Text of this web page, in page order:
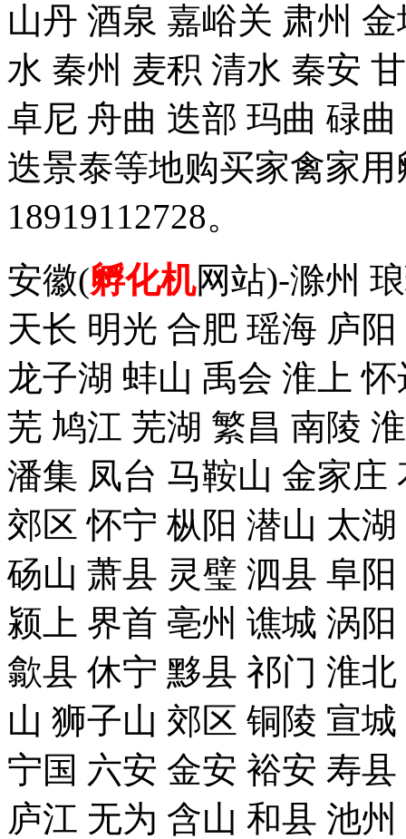
山丹 酒泉 嘉峪关 肃州
水 秦州 麦积 清水 秦安
卓尼 舟曲 迭部 玛曲 碌
迭景泰等地购买家禽家
18919112728。
安徽(孵化机网站)-滁州
天长 明光 合肥 瑶海 庐
龙子湖 蚌山 禹会 淮上
芜 鸠江 芜湖 繁昌 南陵
潘集 凤台 马鞍山 金家庄
郊区 怀宁 枞阳 潜山 太
砀山 萧县 灵璧 泗县 阜
颍上 界首 亳州 谯城 涡
歙县 休宁 黟县 祁门 淮
山 狮子山 郊区 铜陵 宣
宁国 六安 金安 裕安 寿
庐江 无为 含山 和县 池